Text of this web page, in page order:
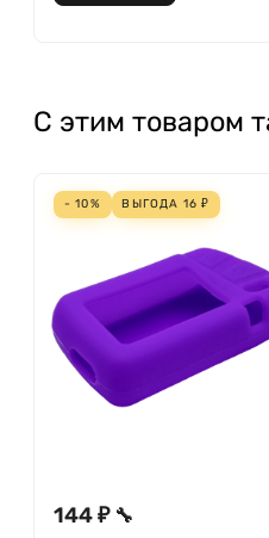
С этим товаром
- 10% ВЫГОДА 16 ₽
144 ₽ 🔧